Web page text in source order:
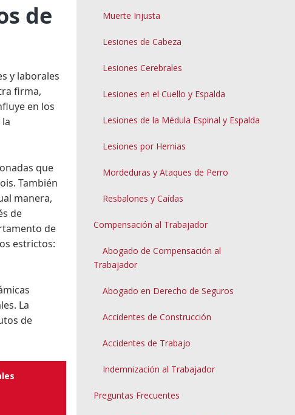
de
y laborales
firma,
en los
que
También
manera,
de
de
estrictos:
La
de
Muerte Injusta
Lesiones de Cabeza
Lesiones Cerebrales
Lesiones en el Cuello y Espalda
Lesiones de la Médula Espinal y Espalda
Lesiones por Hernias
Mordeduras y Ataques de Perro
Resbalones y Caídas
Compensación al Trabajador
Abogado de Compensación al
Trabajador
Abogado en Derecho de Seguros
Accidentes de Construcción
Accidentes de Trabajo
Indemnización al Trabajador
Preguntas Frecuentes